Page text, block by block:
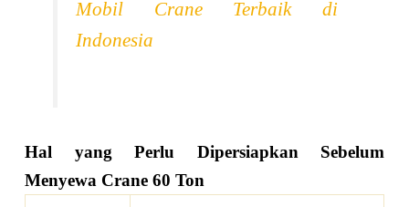
Mobil Crane Terbaik di
Indonesia
Hal yang Perlu Dipersiapkan Sebelum
Menyewa Crane 60 Ton